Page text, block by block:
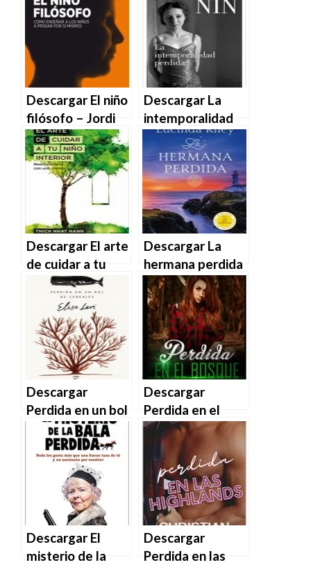
vietnamitas de
Thich Nhat Hanh
en EPUB | PDF |
MOBI
EPUB | PDF |
MOBI
Descargar El niño
filósofo – Jordi
Nomen en EPUB |
PDF | MOBI
Descargar La
intemporalidad
perdida de Anaïs
Nin en EPUB |
PDF | MOBI
Descargar El arte
de cuidar a tu
niño interior de
Thich Nhat Hanh
en EPUB | PDF |
MOBI
Descargar La
hermana perdida
de Lucinda Riley
en EPUB | PDF |
MOBI
Descargar
Perdida en un bol
de cereales de
Elisa Levi en
EPUB | PDF |
Descargar
Perdida en el
Bosque de Alicia
Carnera en EPUB
| PDF | MOBI
Descargar El
misterio de la
Descargar
Perdida en las